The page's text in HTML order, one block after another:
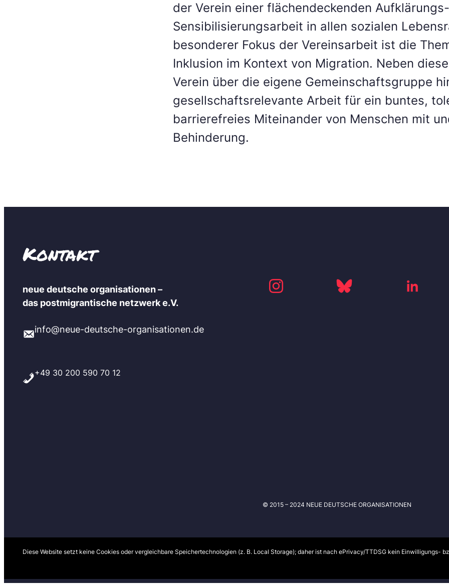
der Verein einer flächendeckenden
Sensibilisierungsarbeit in allen sozialen
besonderer Fokus der Vereinsarbeit ist die
Inklusion im Kontext von Migration. Neben
Verein über die eigene Gemeinschaftsgruppe
gesellschaftsrelevante Arbeit für ein buntes,
barrierefreies Miteinander von Menschen mit
Behinderung.
Kontakt
neue deutsche organisationen –
das postmigrantische netzwerk e.V.
info@neue-deutsche-organisationen.de
+49 30 200 590 70 12
© 2015 – 2024 NEUE DEUTSCHE ORGANISATIONEN
Diese Website setzt keine Cookies oder vergleichbare Speichertechnologien (z. B. Local Storage); daher ist nach ePrivacy/TTDSG kein Einwilligungs-